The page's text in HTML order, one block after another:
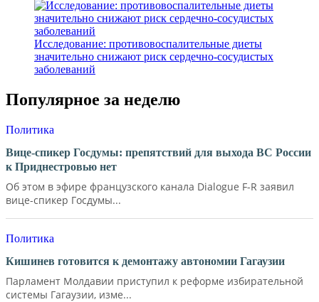
Исследование: противовоспалительные диеты
значительно снижают риск сердечно-сосудистых
заболеваний
Популярное за неделю
Политика
Вице-спикер Госдумы: препятствий для выхода ВС России
к Приднестровью нет
Об этом в эфире французского канала Dialogue F-R заявил
вице-спикер Госдумы...
Политика
Кишинев готовится к демонтажу автономии Гагаузии
Парламент Молдавии приступил к реформе избирательной
системы Гагаузии, изме...